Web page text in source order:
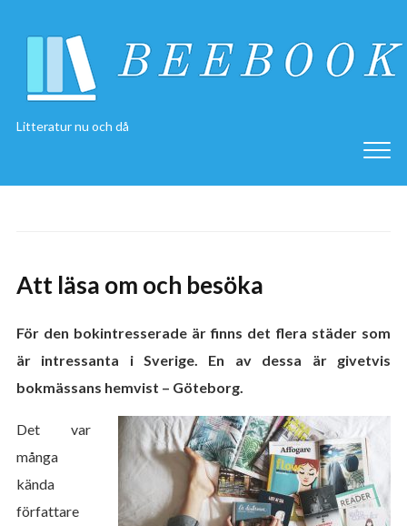
Litteratur nu och då
Att läsa om och besöka
För den bokintresserade är finns det flera städer som
är intressanta i Sverige. En av dessa är givetvis
bokmässans hemvist – Göteborg.
Det var
många
kända
författare